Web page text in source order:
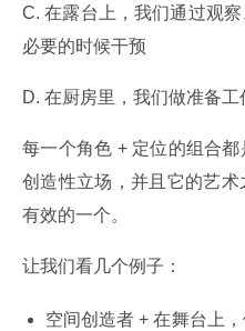
C. 在露台上，我们通过观
必要的时候干预
D. 在厨房里，我们做准备工
每一个角色 + 定位的组合
创造性立场，并且它的艺
有效的一个。
让我们看几个例子：
空间创造者 + 在舞台上